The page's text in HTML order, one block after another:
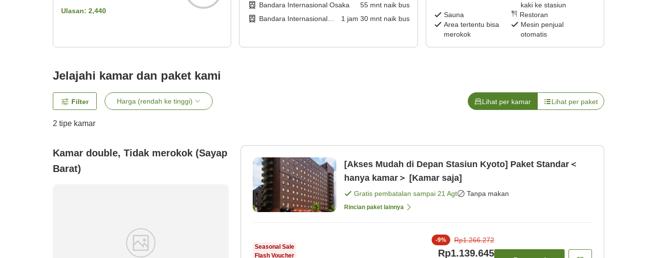
Ulasan: 2,440
Bandara Internasional Osaka
55mnt naik bus
Bandara Internasional
1 jam 30mnt naik bus
kaki ke stasiun
Sauna
Restoran
Area tertentu bisa
merokok
Mesin penjual
otomatis
Jelajahi kamar dan paket kami
Filter Harga (rendah ke tinggi) Lihat per kamar Lihat per paket
2 tipe kamar
Kamar double, Tidak merokok (Sayap
Barat)
[Akses Mudah di Depan Stasiun Kyoto] Paket Standar＜
hanya kamar＞ [Kamar saja]
Gratis pembatalan sampai 21 Agt Tanpa makan
Rincian paket lainnya
Seasonal Sale
Flash Voucher
-9% Rp1.266.272
Rp1.139.645